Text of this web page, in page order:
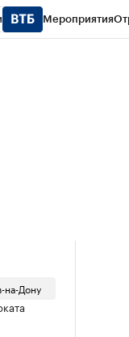
Мероприятия
на-Дону